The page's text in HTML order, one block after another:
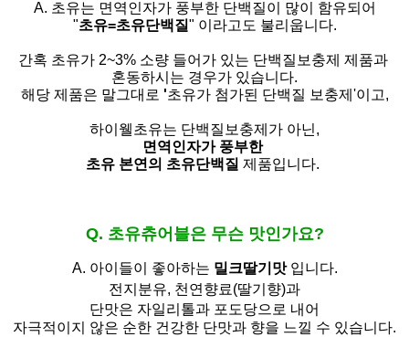
A. 초유는 면역인자가 풍부한 단백질이 많이 함유되어
"초유=초유단백질" 이라고도 불리웁니다.
간혹 초유가 2~3% 소량 들어가 있는 단백질보충제 제품과
혼동하시는 경우가 있습니다.
해당 제품은 말그대로 '초유가 첨가된 단백질 보충제'이고,
하이웰초유는 단백질보충제가 아닌,
면역인자가 풍부한
초유 본연의 초유단백질 제품입니다.
Q. 초유츄어블은 무슨 맛인가요?
A. 아이들이 좋아하는 밀크딸기맛입니다.
전지분유, 천연향료(딸기향)과
단맛은 자일리톨과 포도당으로 내어
자극적이지 않은 순한 건강한 단맛과 향을 느낄 수 있습니다.